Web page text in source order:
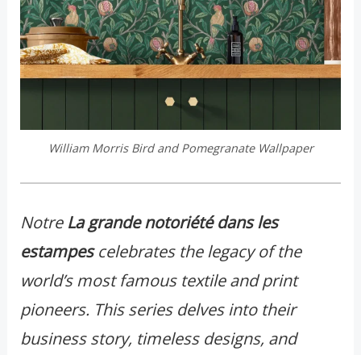
William Morris Bird and Pomegranate Wallpaper
NotreLa grande notoriété dans les
estampescelebrates the legacy of the
world’s most famous textile and print
pioneers. This series delves into their
business story, timeless designs, and